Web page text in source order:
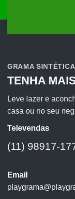
GRAMA
TENHA
Leve lazer e
casa ou no seu
Televendas
(11) 98917-
Email